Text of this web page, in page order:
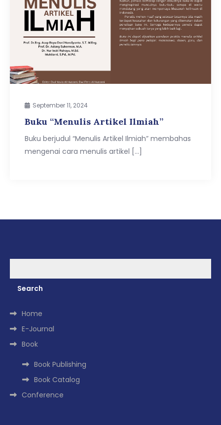
September 11, 2024
Buku “Menulis Artikel Ilmiah”
Buku berjudul “Menulis Artikel Ilmiah” membahas
mengenai cara menulis artikel […]
for:
Home
E-Journal
Book
Book Publishing
Book Catalog
Conference